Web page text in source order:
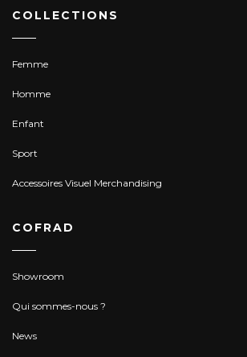
COLLECTIONS
Femme
Homme
Enfant
Sport
Accessoires Visuel Merchandising
COFRAD
Showroom
Qui sommes-nous ?
News